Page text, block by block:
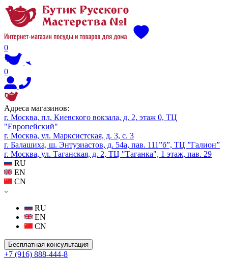
0
0
Адреса магазинов:
г. Москва, пл. Киевского вокзала, д. 2, этаж 0, ТЦ
"Европейский"
г. Москва, ул. Марксистская, д. 3, с. 3
г. Балашиха, ш. Энтузиастов, д. 54а, пав. 111”б”, ТЦ ”Галион”
г. Москва, ул. Таганская, д. 2, ТЦ "Таганка", 1 этаж, пав. 29
RU
EN
CN
RU
EN
CN
Бесплатная консультация
+7 (916) 888-444-8